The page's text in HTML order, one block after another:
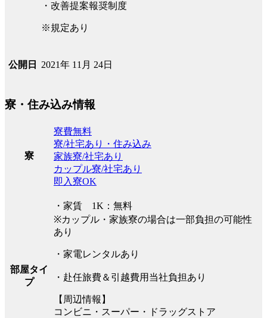
・改善提案報奨制度
※規定あり
公開日 2021年 11月 24日
寮・住み込み情報
寮
寮費無料
寮/社宅あり・住み込み
家族寮/社宅あり
カップル寮/社宅あり
即入寮OK
部屋タイ
プ
・家賃 1K：無料
※カップル・家族寮の場合は一部負担の可能性
あり
・家電レンタルあり
・赴任旅費＆引越費用当社負担あり
【周辺情報】
コンビニ・スーパー・ドラッグストア